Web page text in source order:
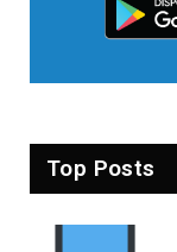
Top Posts